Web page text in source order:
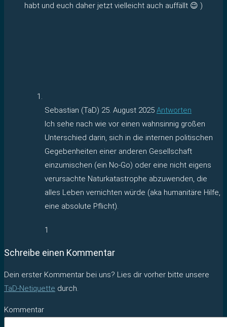
habt und euch daher jetzt vielleicht auch auffällt 😉 )
Sebastian (TaD) 25. August 2025 Antworten
Ich sehe nach wie vor einen wahnsinnig großen
Unterschied darin, sich in die internen politischen
Gegebenheiten einer anderen Gesellschaft
einzumischen (ein No-Go) oder eine nicht eigens
verursachte Naturkatastrophe abzuwenden, die
alles Leben vernichten würde (aka humanitäre Hilfe,
eine absolute Pflicht).
1
Schreibe einen Kommentar
Dein erster Kommentar bei uns? Lies dir vorher bitte unsere
TaD-Netiquette durch.
Kommentar